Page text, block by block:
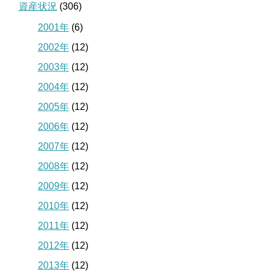
資産状況 (306)
2001年 (6)
2002年 (12)
2003年 (12)
2004年 (12)
2005年 (12)
2006年 (12)
2007年 (12)
2008年 (12)
2009年 (12)
2010年 (12)
2011年 (12)
2012年 (12)
2013年 (12)